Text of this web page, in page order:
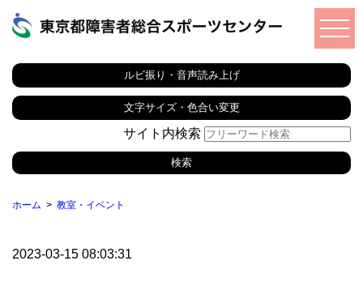
ルビ振り・音声読み上げ
文字サイズ・色合い変更
サイト内検索
ホーム 教室・イベント
2023-03-15 08:03:31